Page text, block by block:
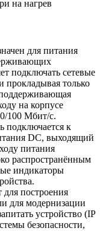
на нагрев
для питания
подключать сетевые
прокладывая только
на корпусе
100 Мбит/с.
подключается к
DC, выходящий
питания
распространённым
индикаторы
построения
для модернизации
устройство (IP
безопасности,